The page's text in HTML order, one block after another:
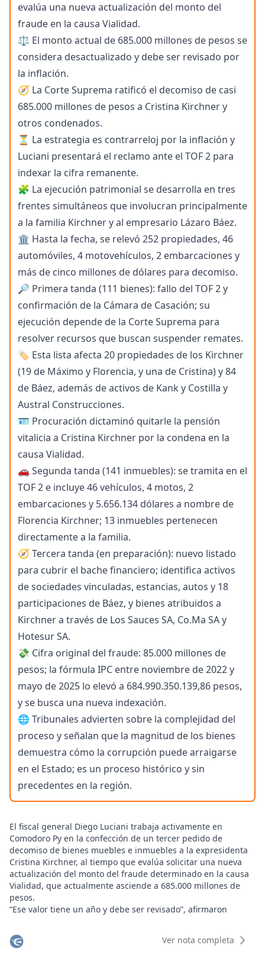
evalúa una nueva actualización del monto del
fraude en la causa Vialidad.
⚖️ El monto actual de 685.000 millones de pesos se
considera desactualizado y debe ser revisado por
la inflación.
🧭 La Corte Suprema ratificó el decomiso de casi
685.000 millones de pesos a Cristina Kirchner y
otros condenados.
⏳ La estrategia es contrarreloj por la inflación y
Luciani presentará el reclamo ante el TOF 2 para
indexar la cifra remanente.
🧩 La ejecución patrimonial se desarrolla en tres
frentes simultáneos que involucran principalmente
a la familia Kirchner y al empresario Lázaro Báez.
🏛️ Hasta la fecha, se relevó 252 propiedades, 46
automóviles, 4 motovehículos, 2 embarcaciones y
más de cinco millones de dólares para decomiso.
🔎 Primera tanda (111 bienes): fallo del TOF 2 y
confirmación de la Cámara de Casación; su
ejecución depende de la Corte Suprema para
resolver recursos que buscan suspender remates.
🏷️ Esta lista afecta 20 propiedades de los Kirchner
(19 de Máximo y Florencia, y una de Cristina) y 84
de Báez, además de activos de Kank y Costilla y
Austral Construcciones.
🪪 Procuración dictaminó quitarle la pensión
vitalicia a Cristina Kirchner por la condena en la
causa Vialidad.
🚗 Segunda tanda (141 inmuebles): se tramita en el
TOF 2 e incluye 46 vehículos, 4 motos, 2
embarcaciones y 5.656.134 dólares a nombre de
Florencia Kirchner; 13 inmuebles pertenecen
directamente a la familia.
🧭 Tercera tanda (en preparación): nuevo listado
para cubrir el bache financiero; identifica activos
de sociedades vinculadas, estancias, autos y 18
participaciones de Báez, y bienes atribuidos a
Kirchner a través de Los Sauces SA, Co.Ma SA y
Hotesur SA.
💸 Cifra original del fraude: 85.000 millones de
pesos; la fórmula IPC entre noviembre de 2022 y
mayo de 2025 lo elevó a 684.990.350.139,86 pesos,
y se busca una nueva indexación.
🌐 Tribunales advierten sobre la complejidad del
proceso y señalan que la magnitud de los bienes
demuestra cómo la corrupción puede arraigarse
en el Estado; es un proceso histórico y sin
precedentes en la región.
El fiscal general Diego Luciani trabaja activamente en
Comodoro Py en la confección de un tercer pedido de
decomiso de bienes muebles e inmuebles a la expresidenta
Cristina Kirchner, al tiempo que evalúa solicitar una nueva
actualización del monto del fraude determinado en la causa
Vialidad, que actualmente asciende a 685.000 millones de
pesos.
“Ese valor tiene un año y debe ser revisado”, afirmaron
recuperar el dinero sustraído al Estado argentino mediante
la matriz de obra pública vial en Santa Cruz, una causa cuya
Ver nota completa